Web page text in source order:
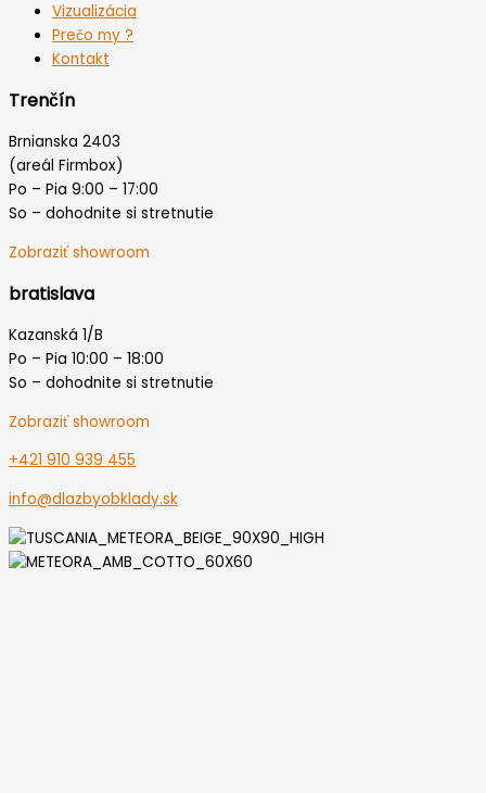
Vizualizácia
Prečo my ?
Kontakt
Trenčín
Brnianska 2403
(areál Firmbox)
Po – Pia 9:00 – 17:00
So – dohodnite si stretnutie
Zobraziť showroom
bratislava
Kazanská 1/B
Po – Pia 10:00 – 18:00
So – dohodnite si stretnutie
Zobraziť showroom
+421 910 939 455
info@dlazbyobklady.sk